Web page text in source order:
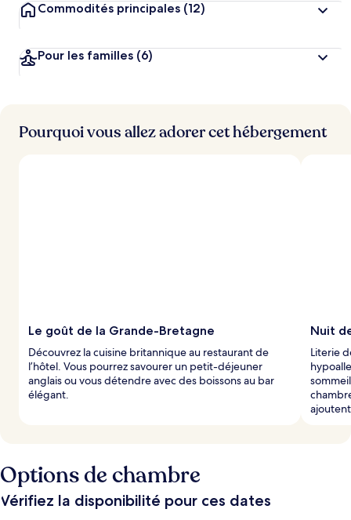
Commodités principales (12)
Pour les familles (6)
Pourquoi vous allez adorer cet hébergement
Le goût de la Grande-Bretagne
Découvrez la cuisine britannique au restaurant de
l’hôtel. Vous pourrez savourer un petit-déjeuner
anglais ou vous détendre avec des boissons au bar
élégant.
Nuit
Literie
Options de chambre
Vérifiez la disponibilité pour ces dates